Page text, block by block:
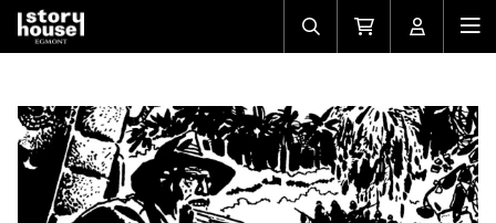
Avaa/sulje
haku
Siirry
ostoskoriin
Avaa/